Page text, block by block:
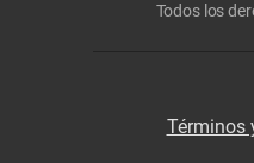
Todos los
Términos